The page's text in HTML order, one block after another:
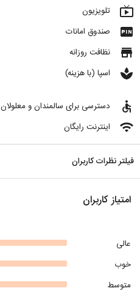
live_tv تلویزیون
fiber_pin صندوق امانات
store نظافت روزانه
spa اسپا (با هزینه)
accessible دسترسی برای سالمندان و معلولان
wifi اینترنت رایگان
فیلتر نظرات کاربران
امتیاز کاربران
عالی
خوب
متوسط